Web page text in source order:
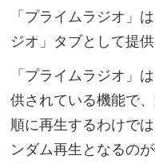
「プライムラジオ」
ジオ」タブとして提
「プライムラジオ」
供されている機能で
順に再生するわけで
ンダム再生となるの